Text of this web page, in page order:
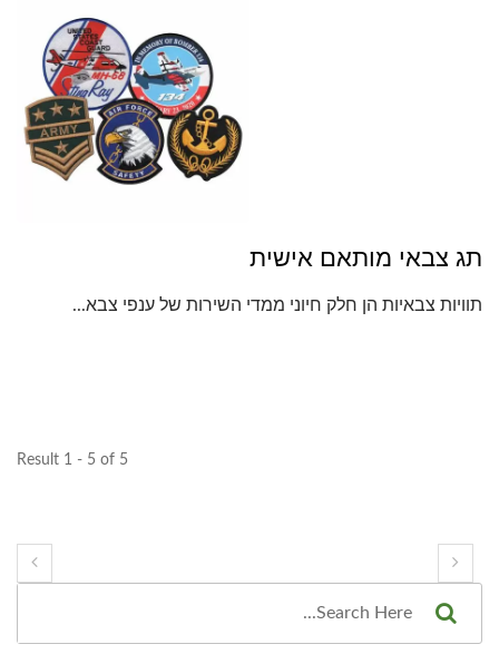
תג צבאי מותאם אישית
תוויות צבאיות הן חלק חיוני ממדי השירות של ענפי צבא...
Result 1 - 5 of 5